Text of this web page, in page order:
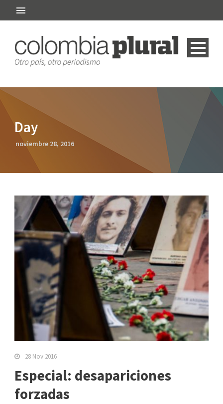
Day
noviembre 28, 2016
28 Nov 2016
Especial: desapariciones
forzadas